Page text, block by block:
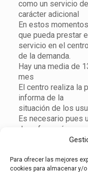
Para ofrecer las mejores
cookies para almacenar y/
como un servicio de
carácter adicional
En estos
que pueda prestar
servicio en el
de la demanda.
Hay una media de
mes
El centro realiza la
informa de la
situación de los
Es necesario pues
de enfermería para
una valoración
para prestar el